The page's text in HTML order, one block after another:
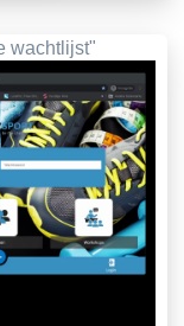
wachtlijst"